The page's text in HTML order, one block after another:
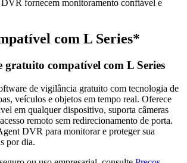
fornecem monitoramento confiável e
com L Series*
gratuito compatível com L Series
de vigilância gratuito com tecnologia de
veículos e objetos em tempo real. Oferece
em qualquer dispositivo, suporta câmeras
remoto sem redirecionamento de porta.
DVR para monitorar e proteger sua
por dia.